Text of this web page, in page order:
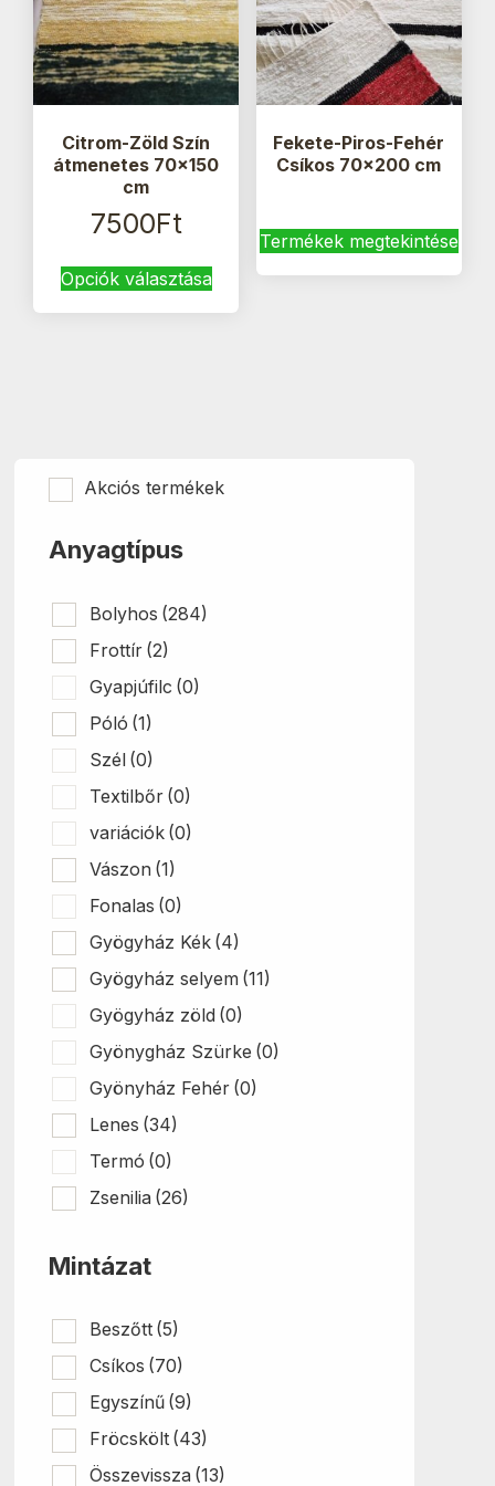
Citrom-Zöld Szín
átmenetes 70×150
cm
7500Ft
Opciók választása
Ennek
a
terméknek
termékoldalon
Fekete-Piros-Fehér
Csíkos 70×200 cm
Termékek megtekintése
Akciós termékek
Anyagtípus
Bolyhos (284)
Frottír (2)
Gyapjúfilc (0)
Póló (1)
Szél (0)
Textilbőr (0)
variációk (0)
Vászon (1)
Fonalas (0)
Gyögyház Kék (4)
Gyögyház selyem (11)
Gyögyház zöld (0)
Gyönygház Szürke (0)
Gyönyház Fehér (0)
Lenes (34)
Termó (0)
Zsenilia (26)
Mintázat
Beszőtt (5)
Csíkos (70)
Egyszínű (9)
Fröcskölt (43)
Összevissza (13)